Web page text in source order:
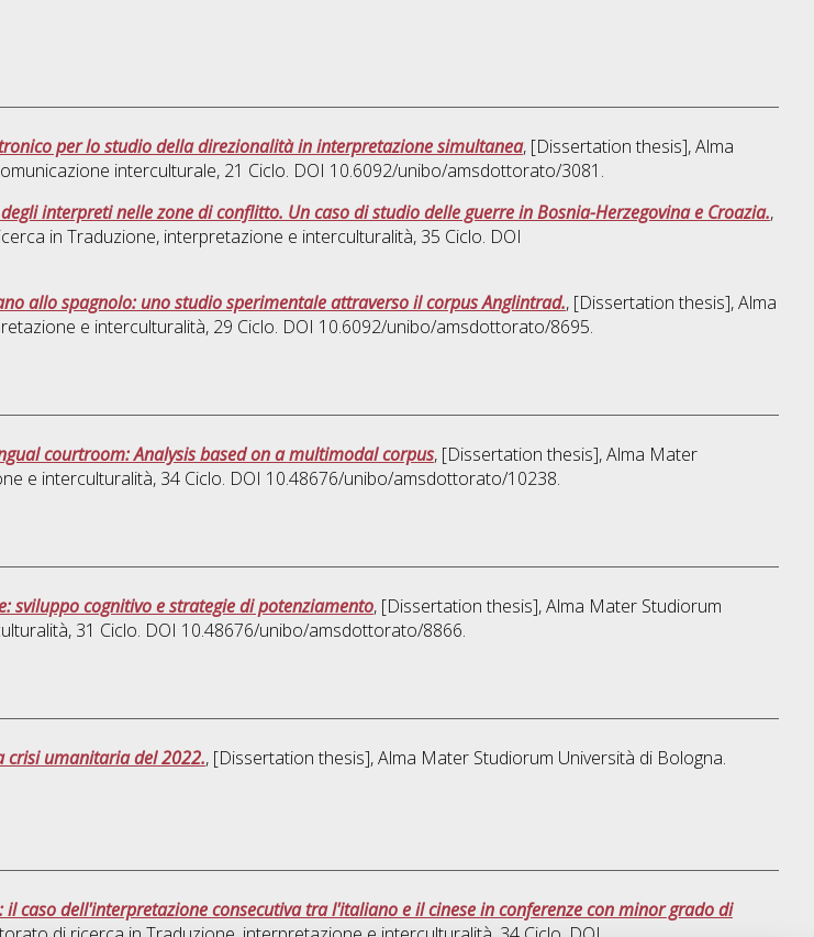
per lo studio della direzionalità in interpretazione simultanea, [Dissertation thesis], Alma
interculturale, 21 Ciclo. DOI 10.6092/unibo/amsdottorato/3081.
interpreti nelle zone di conflitto. Un caso di studio delle guerre in Bosnia-Herzegovina e Croazia.,
in Traduzione, interpretazione e interculturalità, 35 Ciclo. DOI
allo spagnolo: uno studio sperimentale attraverso il corpus Anglintrad., [Dissertation thesis], Alma
e interculturalità, 29 Ciclo. DOI 10.6092/unibo/amsdottorato/8695.
courtroom: Analysis based on a multimodal corpus, [Dissertation thesis], Alma Mater
e interculturalità, 34 Ciclo. DOI 10.48676/unibo/amsdottorato/10238.
sviluppo cognitivo e strategie di potenziamento, [Dissertation thesis], Alma Mater Studiorum
, 31 Ciclo. DOI 10.48676/unibo/amsdottorato/8866.
crisi umanitaria del 2022., [Dissertation thesis], Alma Mater Studiorum Università di Bologna.
caso dell'interpretazione consecutiva tra l'italiano e il cinese in conferenze con minor grado di